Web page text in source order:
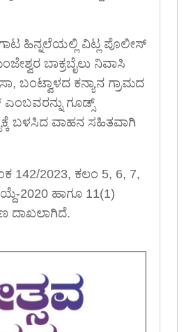
ಹಿನ್ನಲೆಯಲ್ಲಿ ವಿಟ್ಲ ಪೊಲೀಸ್
ಬಾಕ್ರಬೈಲು ನಿವಾಸಿ
ಬಂಟ್ವಾಳದ ಕನ್ಯಾನ ಗ್ರಾಮದ
ಗೂಡ್ಸ್
ಬಳಸಿದ ವಾಹನ ಸಹಿತವಾಗಿ
142/2023, ಕಲಂ 5, 6, 7,
2020 ಹಾಗೂ 11(1)
ದಾಖಲಾಗಿದೆ.